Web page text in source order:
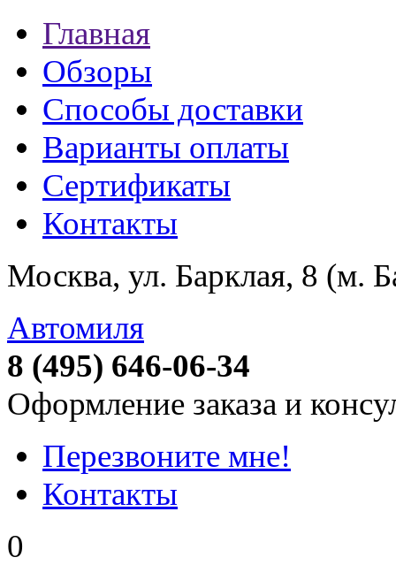
Главная
Обзоры
Способы доставки
Варианты оплаты
Сертификаты
Контакты
Москва, ул. Барклая, 8 (м.
Автомиля
8 (495) 646-06-34
Оформление заказа и
Перезвоните мне!
Контакты
0